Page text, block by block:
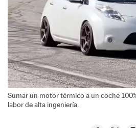
Sumar un motor térmico a un coche
labor de alta ingeniería.